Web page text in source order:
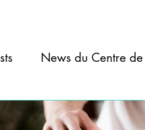
News du Centre